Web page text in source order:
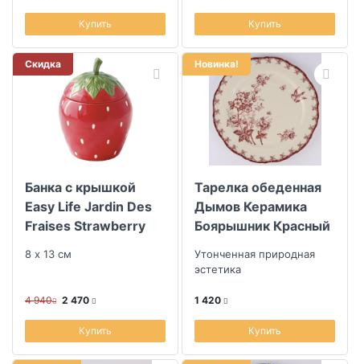
Купить Купить
Скидка
Банка с крышкой
Easy Life Jardin Des
Fraises Strawberry
8 х 13 см
4 940 2 470
Купить
Новинка!
Тарелка обеденная
Дымов Керамика
Боярышник Красный
Утонченная природная
эстетика
1 420
Купить